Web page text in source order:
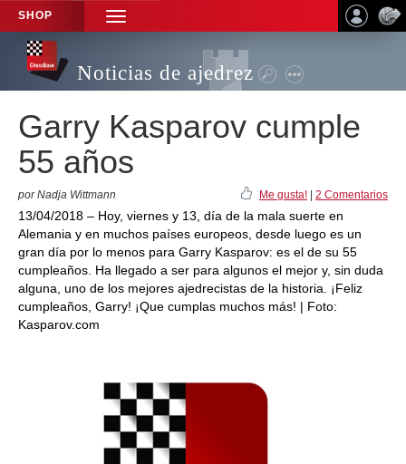
SHOP
TOGGLE
NAVIGATION
Noticias de ajedrez
Garry Kasparov cumple
55 años
por Nadja Wittmann Me gusta! 2 Comentarios
13/04/2018 – Hoy, viernes y 13, día de la mala suerte en
Alemania y en muchos países europeos, desde luego es un
gran día por lo menos para Garry Kasparov: es el de su 55
cumpleaños. Ha llegado a ser para algunos el mejor y, sin duda
alguna, uno de los mejores ajedrecistas de la historia. ¡Feliz
cumpleaños, Garry! ¡Que cumplas muchos más! | Foto:
Kasparov.com